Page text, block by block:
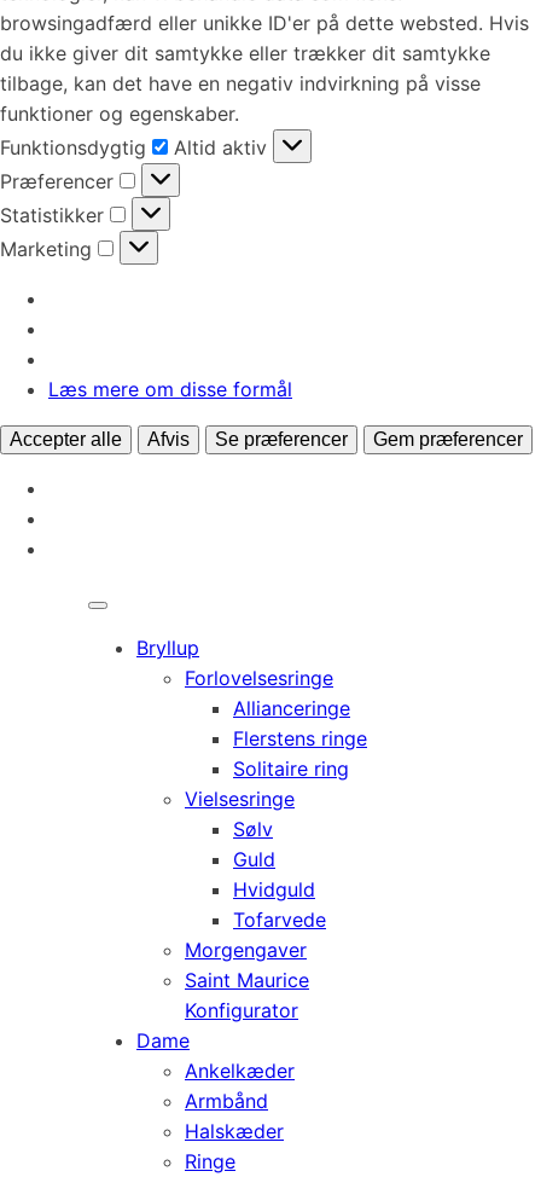
browsingadfærd eller unikke ID'er på dette websted. Hvis
du ikke giver dit samtykke eller trækker dit samtykke
tilbage, kan det have en negativ indvirkning på visse
funktioner og egenskaber.
Funktionsdygtig
Funktionsdygtig
Altid aktiv
Præferencer
Præferencer
Statistikker
Statistikker
Marketing
Marketing
Læs mere om disse formål
Accepter alle Afvis Se præferencer Gem præferencer
Bryllup
Forlovelsesringe
Allianceringe
Flerstens ringe
Solitaire ring
Vielsesringe
Sølv
Guld
Hvidguld
Tofarvede
Morgengaver
Saint Maurice
Konfigurator
Dame
Ankelkæder
Armbånd
Halskæder
Ringe